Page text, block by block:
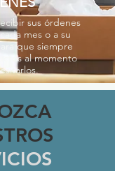
sus órdenes
mes o a su
que siempre
al momento